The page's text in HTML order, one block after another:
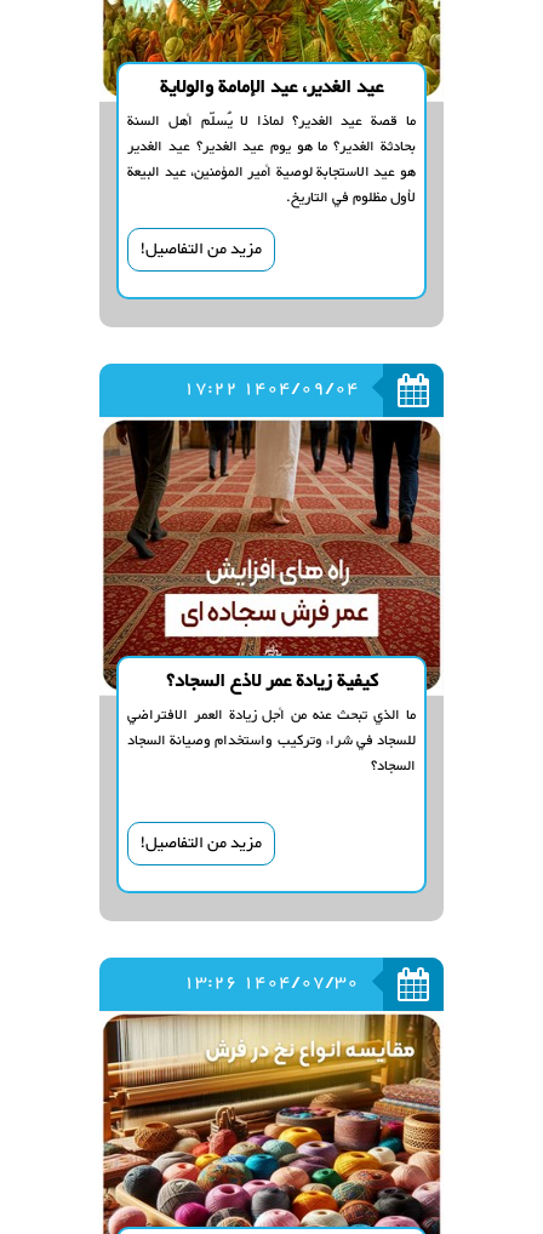
عيد الغدير، عيد الإمامة والولاية
ما قصة عيد الغدير؟ لماذا لا يُسلّم أهل السنة
بحادثة الغدير؟ ما هو يوم عيد الغدير؟ عيد الغدير
هو عيد الاستجابة لوصية أمير المؤمنين، عيد البيعة
لأول مظلوم في التاريخ.
مزيد من التفاصيل!
1404/09/04 17:22
كيفية زيادة عمر لاذع السجاد؟
ما الذي تبحث عنه من أجل زيادة العمر الافتراضي
للسجاد في شراء وتركيب واستخدام وصيانة السجاد
السجاد؟
مزيد من التفاصيل!
1404/07/30 13:26